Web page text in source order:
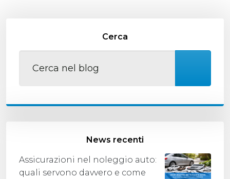
Cerca
News recenti
Assicurazioni nel noleggio auto:
quali servono davvero e come